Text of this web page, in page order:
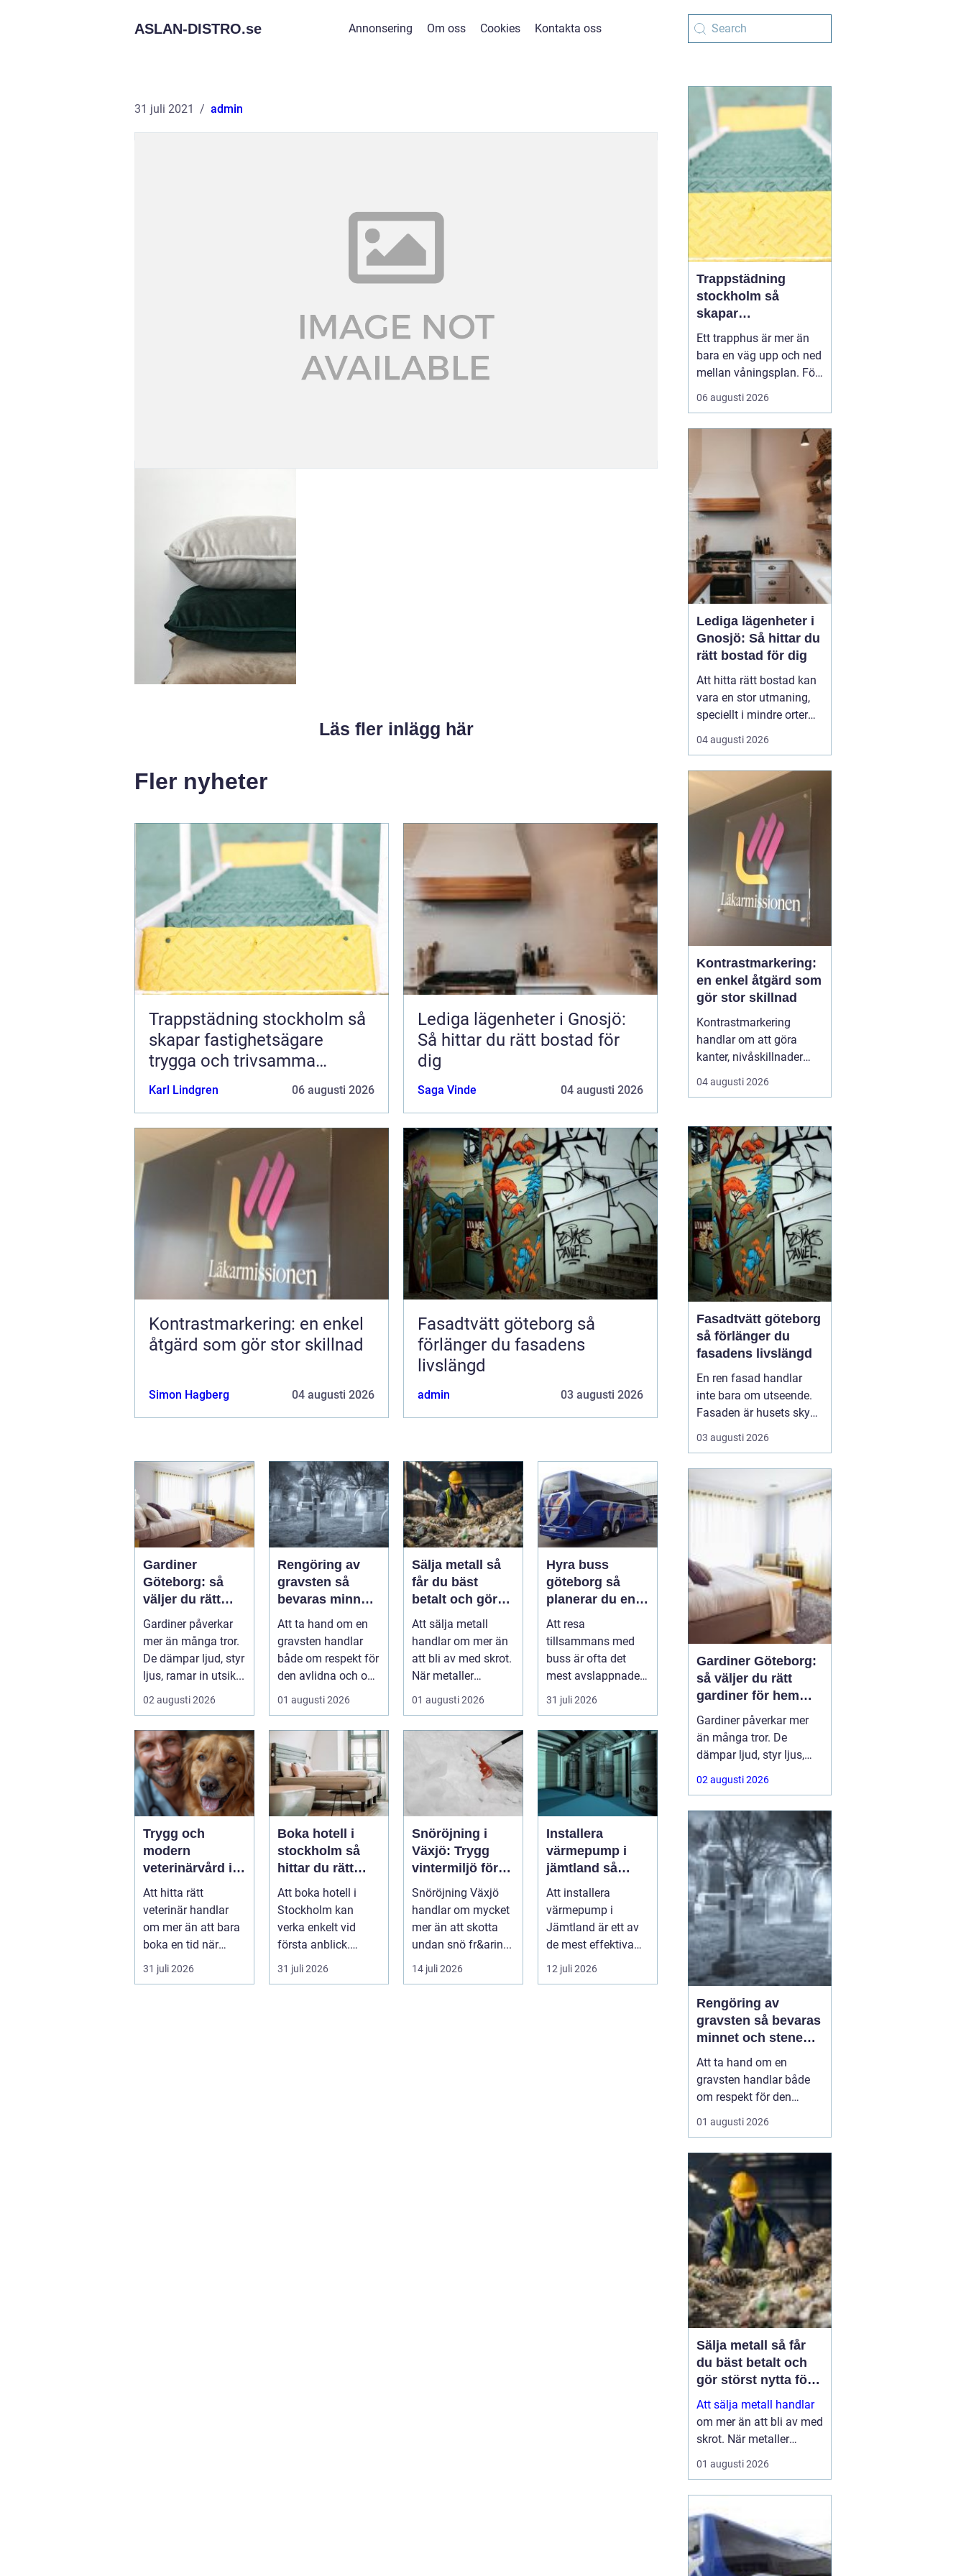
ASLAN-DISTRO.se Annonsering Om oss Cookies Kontakta oss
31 juli 2021 admin
Läs fler inlägg här
Fler nyheter
Trappstädning stockholm så
skapar fastighetsägare
trygga och trivsamma
trapphus
Karl Lindgren 06 augusti 2026
Lediga lägenheter i Gnosjö:
Så hittar du rätt bostad för
dig
Saga Vinde 04 augusti 2026
Kontrastmarkering: en enkel
åtgärd som gör stor skillnad
Simon Hagberg 04 augusti 2026
Fasadtvätt göteborg så
förlänger du fasadens
livslängd
admin 03 augusti 2026
Gardiner
Göteborg: så
väljer du rätt
gardiner för hem
och offentlig
miljö
Gardiner påverkar
mer än många tror.
De dämpar ljud, styr
ljus, ramar in utsik...
02 augusti 2026
Rengöring av
gravsten så
bevaras minnet
och stenen
håller längre
Att ta hand om en
gravsten handlar
både om respekt för
den avlidna och om
att bevara en viktig
plats...
01 augusti 2026
Sälja metall så
får du bäst
betalt och gör
störst nytta för
miljön
Att sälja metall
handlar om mer än
att bli av med skrot.
När metaller
återvinns sparas
stora mängder...
01 augusti 2026
Hyra buss
göteborg så
planerar du en
trygg och
smidig
gruppresa
Att resa
tillsammans med
buss är ofta det
mest avslappnade
sättet att ta en
större grupp från
punkt ...
31 juli 2026
Trygg och
modern
veterinärvård i
sollentuna med
omnejd
Att hitta rätt
veterinär handlar
om mer än att bara
boka en tid när
djuret är sjukt. För
många djurä...
31 juli 2026
Boka hotell i
stockholm så
hittar du rätt
boende för din
vistelse
Att boka hotell i
Stockholm kan
verka enkelt vid
första anblick.
Utbudet är stort,
standarden är gen...
31 juli 2026
Snöröjning i
Växjö: Trygg
vintermiljö för
både privat och
företag
Snöröjning Växjö
handlar om mycket
mer än att skotta
undan snö fr&arin...
14 juli 2026
Installera
värmepump i
jämtland så
väljer du rätt
lösning för kallt
klimat
Att installera
värmepump i
Jämtland är ett av
de mest effektiva
sätten att sänka
sina
12 juli 2026
Trappstädning
stockholm så
skapar
fastighetsägare
trygga och
trivsamma trapphus
Ett trapphus är mer än
bara en väg upp och ned
mellan våningsplan. För
många boende är det
den första kontakten
lång dag. För besökare
ger det en snabb känsla
av hur väl fastigheten
tas om hand. När
trapphus blir smutsiga,
dammiga...
06 augusti 2026
Lediga lägenheter i
Gnosjö: Så hittar du
rätt bostad för dig
Att hitta rätt bostad kan
vara en stor utmaning,
speciellt i mindre orter
där utbudet kan vara
begränsat. Lediga
het potatis för den som
letar efter ett nytt boende
i denna charmiga del av
04 augusti 2026
Kontrastmarkering:
en enkel åtgärd som
gör stor skillnad
Kontrastmarkering
handlar om att göra
kanter, nivåskillnader
och glasytor tydliga med
hjälp av färg och form.
risken för olyckor och
göra miljöer mer
tillgängliga för alla sä...
04 augusti 2026
Fasadtvätt göteborg
så förlänger du
fasadens livslängd
En ren fasad handlar
inte bara om utseende.
Fasaden är husets skydd
mot regn, vind, avgaser
och påväxt som alger
och påväxt får fäste
börjar materialen slitas
kan fastighetsägare i
Göteborg ...
03 augusti 2026
Gardiner Göteborg:
så väljer du rätt
gardiner för hem
och offentlig miljö
Gardiner påverkar mer
än många tror. De
dämpar ljud, styr ljus,
ramar in utsikten och
sätter ton för hela
söker
02 augusti 2026
Rengöring av
gravsten så bevaras
minnet och stenen
håller längre
Att ta hand om en
gravsten handlar både
om respekt för den
avlidna och om att
bevara en viktig plats för
Med rätt skötsel kan en
gravsten hålla sig vacker
i många år, oavsett om
den står på en solig
kulle, i skuggan under
stora...
01 augusti 2026
Sälja metall så får
du bäst betalt och
gör störst nytta för
miljön
Att sälja metall handlar
om mer än att bli av med
skrot. När metaller
återvinns sparas stora
mängder energi, råvaror
och företag få en stabil
inkomstkälla geno...
01 augusti 2026